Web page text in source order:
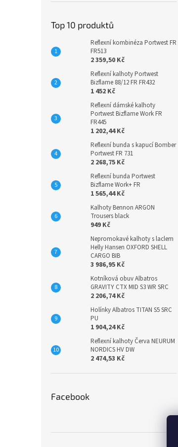
Top 10 produktů
Reflexní kombinéza Portwest FR
FR513
2 359,50 Kč
Reflexní kalhoty Portwest
Bizflame 88/12 FR FR432
1 452 Kč
Reflexní dámské kalhoty
Portwest Bizflame Work FR
FR445
1 202,44 Kč
Reflexní bunda s kapucí Bomber
Portwest FR 731
2 268,75 Kč
Reflexní bunda Portwest
Bizflame Work+ FR
1 565,44 Kč
Kalhoty Bennon ARGON
Trousers black
949 Kč
Nepromokavé kalhoty s laclem
Helly Hansen OXFORD SHELL
CARGO BIB
3 986,95 Kč
Kotníková obuv Albatros
GRAVITY CTX MID S3 WR SRC
2 206,74 Kč
Holínky Albatros TITAN S5 SRC
PU
1 904,24 Kč
Reflexní kalhoty Červa NEURUM
NORDICS HV DW
2 474,53 Kč
Facebook